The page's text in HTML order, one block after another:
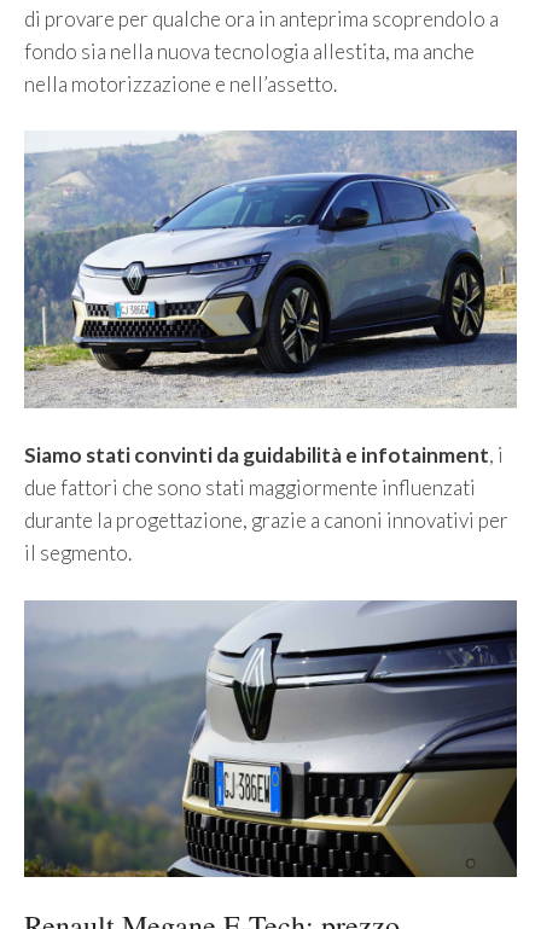
di provare per qualche ora in anteprima scoprendolo a
fondo sia nella nuova tecnologia allestita, ma anche
nella motorizzazione e nell’assetto.
Siamo stati convinti da guidabilità e infotainment, i
due fattori che sono stati maggiormente influenzati
durante la progettazione, grazie a canoni innovativi per
il segmento.